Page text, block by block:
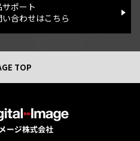
ポート
合わせはこちら
TOP